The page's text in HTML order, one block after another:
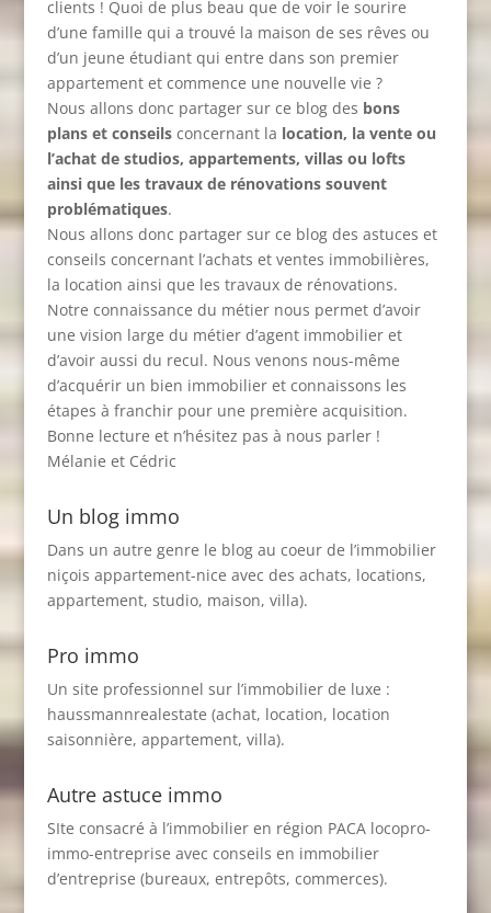
clients ! Quoi de plus beau que de voir le sourire
d’une famille qui a trouvé la maison de ses rêves ou
d’un jeune étudiant qui entre dans son premier
appartement et commence une nouvelle vie ?
Nous allons donc partager sur ce blog des bons
plans et conseilsconcernant la location, la vente ou
l’achat de studios, appartements, villas ou lofts
ainsi que les travaux de rénovations souvent
problématiques.
Nous allons donc partager sur ce blog des astuces et
conseils concernant l’achats et ventes immobilières,
la location ainsi que les travaux de rénovations.
Notre connaissance du métier nous permet d’avoir
une vision large du métier d’agent immobilier et
d’avoir aussi du recul. Nous venons nous-même
d’acquérir un bien immobilier et connaissons les
étapes à franchir pour une première acquisition.
Bonne lecture et n’hésitez pas à nous parler !
Mélanie et Cédric
Un blog immo
Dans un autre genre le blog au coeur de l’immobilier
niçois appartement-nice avec des achats, locations,
appartement, studio, maison, villa).
Pro immo
Un site professionnel sur l’immobilier de luxe :
haussmannrealestate (achat, location, location
saisonnière, appartement, villa).
Autre astuce immo
SIte consacré à l’immobilier en région PACA locopro-
immo-entreprise avec conseils en immobilier
d’entreprise (bureaux, entrepôts, commerces).